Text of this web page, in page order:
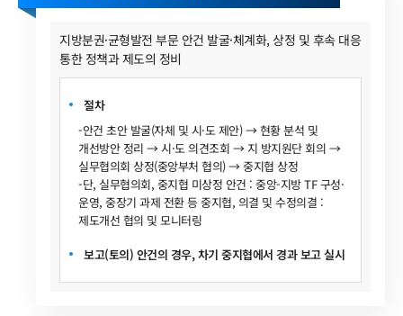
지방분권·균형발전 부문 안건 발굴·체계화, 상정 및 후속 대응
통한 정책과 제도의 정비
절차
-안건 초안 발굴(자체 및 시·도 제안) → 현황 분석 및
개선방안 정리 → 시·도 의견조회 → 지 방지원단 회의 →
실무협의회 상정(중앙부처 협의) → 중지협 상정
-단, 실무협의회, 중지협 미상정 안건 : 중앙-지방 TF 구성·
운영, 중장기 과제 전환 등 중지협, 의결 및 수정의결 :
제도개선 협의 및 모니터링
보고(토의) 안건의 경우, 차기 중지협에서 경과 보고 실시